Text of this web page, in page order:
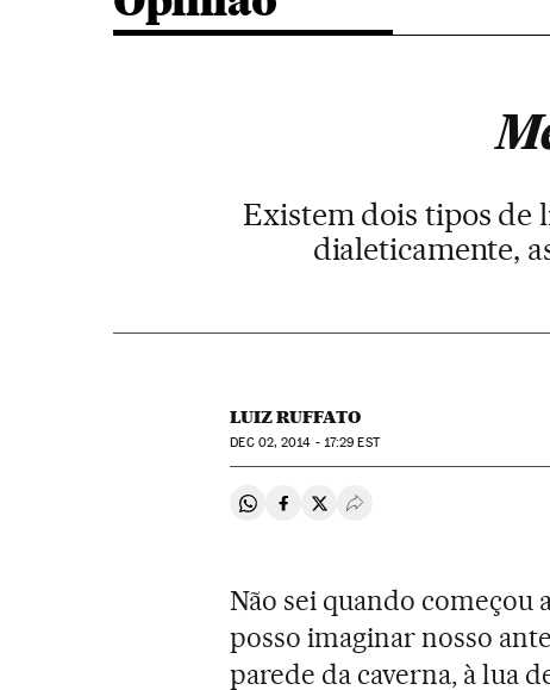
Existem dois tipos de
dialeticamente,
LUIZ RUFFATO
DEC02, 2014 - 17:29 EST
Compartir en Whatsapp
Compartir en Facebook
Compartir en Twitter
Desplegar Redes
Não sei quando começou
posso imaginar nosso
parede da caverna, à lua